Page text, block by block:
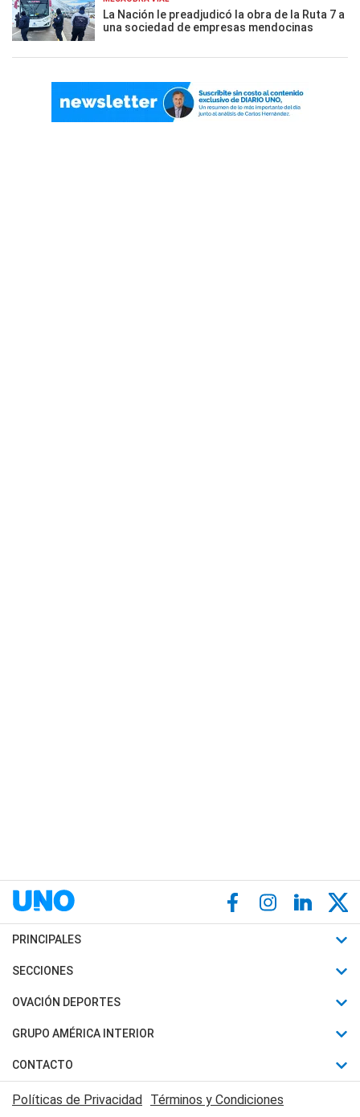
La Nación le preadjudicó la obra de la Ruta 7 a
una sociedad de empresas mendocinas
PRINCIPALES
Últimas Noticias
Política
Judiciales
Economia
SECCIONES
Horóscopo
Motores
Trucos caseros
Series y Películas
OVACIÓN DEPORTES
Fútbol
Mundial
Automovilismo
Rugby
GRUPO AMÉRICA INTERIOR
Canal 7 en Vivo
CONTACTO
Acerca de Nosotros
Políticas de Privacidad Términos y Condiciones